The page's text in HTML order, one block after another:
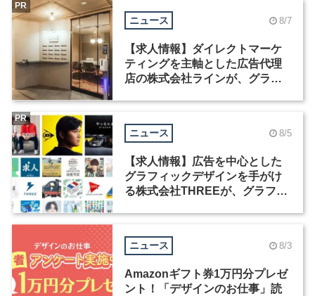
ニュース 8/7
【求人情報】ダイレクトマーケ
ティングを主軸とした広告代理
店の株式会社ラインが、グラフ
PR
ニュース 8/5
【求人情報】広告を中心とした
グラフィックデザインを手がけ
る株式会社THREEが、グラフィ
PR
ニュース 8/3
Amazonギフト券1万円分プレゼ
ント！「デザインのお仕事」読